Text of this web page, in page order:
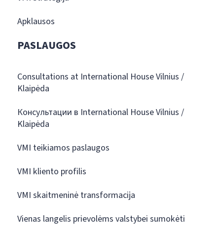
Apklausos
PASLAUGOS
Consultations at International House Vilnius /
Klaipėda
Консультации в International House Vilnius /
Klaipėda
VMI teikiamos paslaugos
VMI kliento profilis
VMI skaitmeninė transformacija
Vienas langelis prievolėms valstybei sumokėti